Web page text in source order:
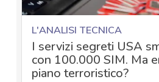
L'ANALISI TECNICA
I servizi segreti USA
con 100.000 SIM. Ma
piano terroristico?